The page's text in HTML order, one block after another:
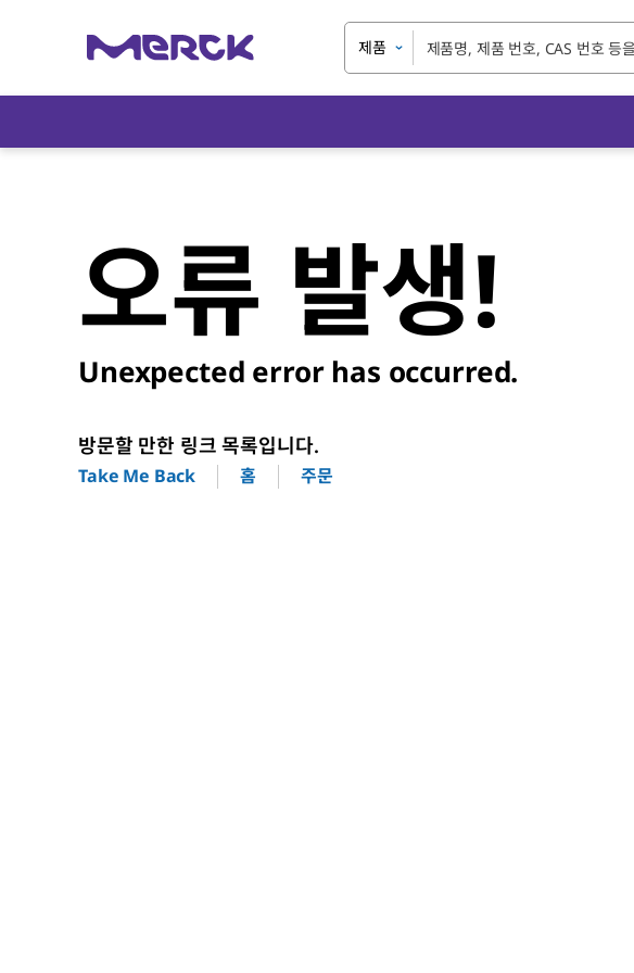
제품
오류 발생!
Unexpected error has occurred.
방문할 만한 링크 목록입니다.
Take Me Back 홈 주문